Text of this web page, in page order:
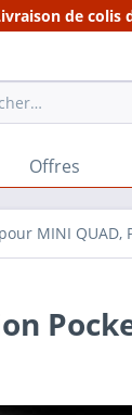
de colis
Offres
MINI QUAD,